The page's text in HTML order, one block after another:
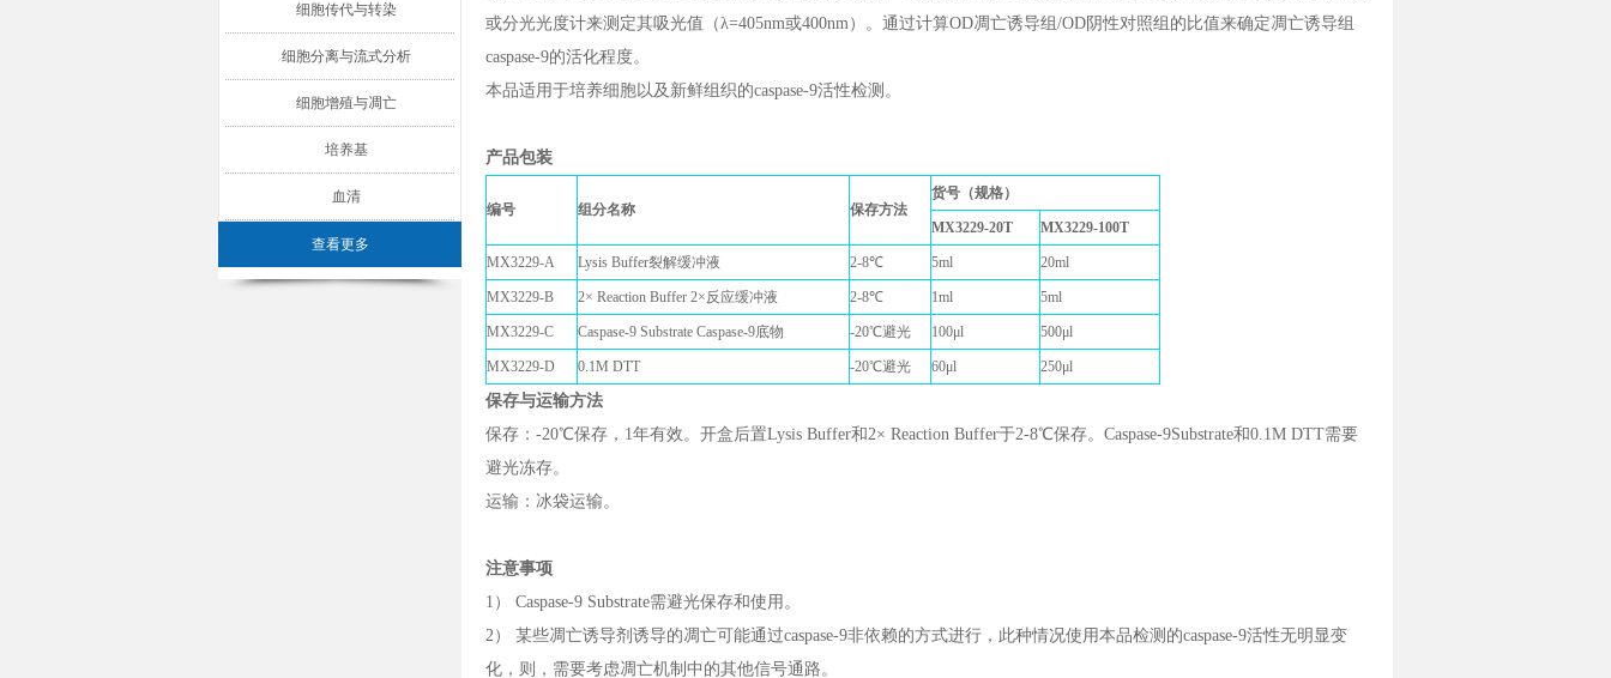
细胞传代与转染
细胞分离与流式分析
细胞增殖与凋亡
培养基
血清
查看更多
或分光光度计来测定其吸光值（λ=405nm或400nm）。通过计算OD凋亡诱导组/OD阴性对照组的比值来确定凋亡诱导组
caspase-9的活化程度。
本品适用于培养细胞以及新鲜组织的caspase-9活性检测。
产品包装
编号 组分名称 保存方法
货号（规格）
MX3229-20T MX3229-100T
MX3229-A Lysis Buffer裂解缓冲液 2-8℃ 5ml 20ml
MX3229-B 2× Reaction Buffer 2×反应缓冲液 2-8℃ 1ml 5ml
MX3229-C Caspase-9 Substrate Caspase-9底物 -20℃避光 100μl 500μl
MX3229-D 0.1M DTT -20℃避光 60μl 250μl
保存与运输方法
保存：-20℃保存，1年有效。开盒后置Lysis Buffer和2× Reaction Buffer于2-8℃保存。Caspase-9Substrate和0.1M DTT需要
避光冻存。
运输：冰袋运输。
注意事项
1） Caspase-9 Substrate需避光保存和使用。
2） 某些凋亡诱导剂诱导的凋亡可能通过caspase-9非依赖的方式进行，此种情况使用本品检测的caspase-9活性无明显变
化，则，需要考虑凋亡机制中的其他信号通路。